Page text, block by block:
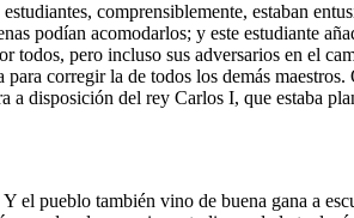
comprensiblemente, estaban
podían acomodarlos; y este estudiante
pero incluso sus adversarios en el
corregir la de todos los demás
disposición del rey Carlos I, que estaba
Y el pueblo también vino de buena gana a